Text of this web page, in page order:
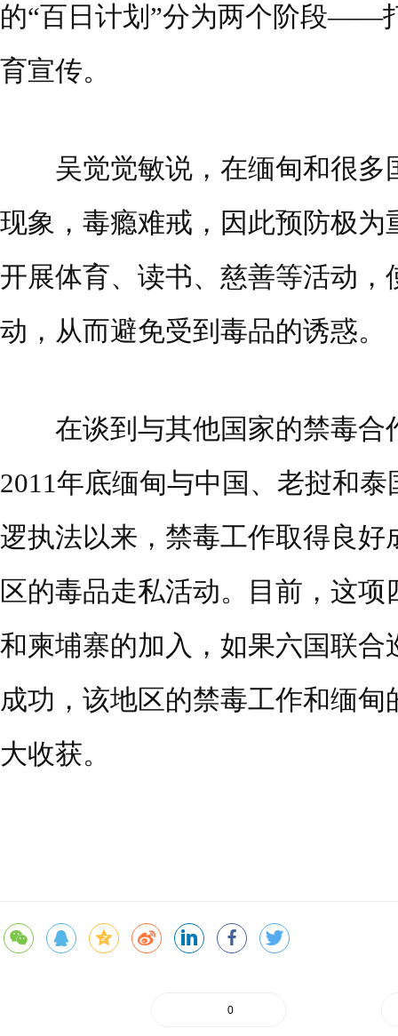
的“百日计划”分为两个阶段——
育宣传。
吴觉觉敏说，在缅甸和很多
现象，毒瘾难戒，因此预防极为
开展体育、读书、慈善等活动，
动，从而避免受到毒品的诱惑。
在谈到与其他国家的禁毒合
2011年底缅甸与中国、老挝和
逻执法以来，禁毒工作取得良
区的毒品走私活动。目前，这
和柬埔寨的加入，如果六国联合
成功，该地区的禁毒工作和缅
大收获。
0